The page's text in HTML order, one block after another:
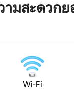
คนท้องถิ่นและเพลิ
หมายปลายทางที่เ
ามสะดวก
Wi-Fi